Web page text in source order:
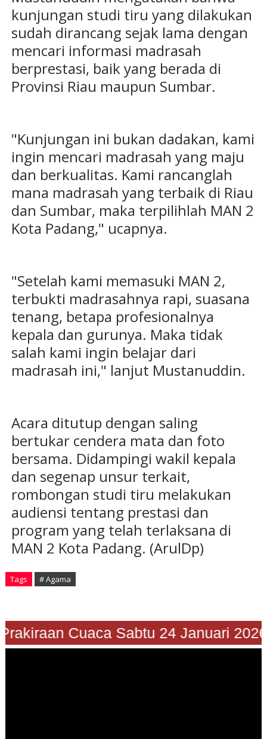
kunjungan studi tiru yang dilakukan
sudah dirancang sejak lama dengan
mencari informasi madrasah
berprestasi, baik yang berada di
Provinsi Riau maupun Sumbar.
"Kunjungan ini bukan dadakan, kami
ingin mencari madrasah yang maju
dan berkualitas. Kami rancanglah
mana madrasah yang terbaik di Riau
dan Sumbar, maka terpilihlah MAN 2
Kota Padang," ucapnya.
"Setelah kami memasuki MAN 2,
terbukti madrasahnya rapi, suasana
tenang, betapa profesionalnya
kepala dan gurunya. Maka tidak
salah kami ingin belajar dari
madrasah ini," lanjut Mustanuddin.
Acara ditutup dengan saling
bertukar cendera mata dan foto
bersama. Didampingi wakil kepala
dan segenap unsur terkait,
rombongan studi tiru melakukan
audiensi tentang prestasi dan
program yang telah terlaksana di
MAN 2 Kota Padang. (ArulDp)
Tags # Agama
Cuaca Sabtu 24 Januari 2026"